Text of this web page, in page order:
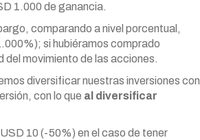
1.000 de ganancia.
comparando a nivel porcentual,
si hubiéramos comprado
movimiento de las acciones.
diversificar nuestras inversiones con
con lo que al diversificar
10 (-50%) en el caso de tener